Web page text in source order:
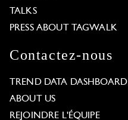
TALKS
PRESS ABOUT TAGWALK
Contactez-nous
TREND DATA DASHBOARD
ABOUT US
REJOINDRE L'ÉQUIPE